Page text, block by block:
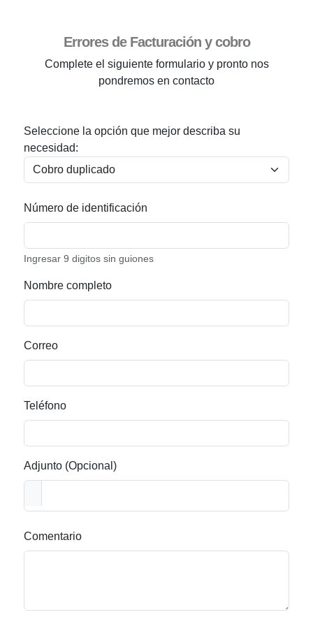
Errores de Facturación y cobro
Complete el siguiente formulario y pronto nos
pondremos en contacto
Seleccione la opción que mejor describa su
necesidad:
Número de identificación
Ingresar 9 digitos sin guiones
Nombre completo
Correo
Teléfono
Adjunto (Opcional)
Comentario